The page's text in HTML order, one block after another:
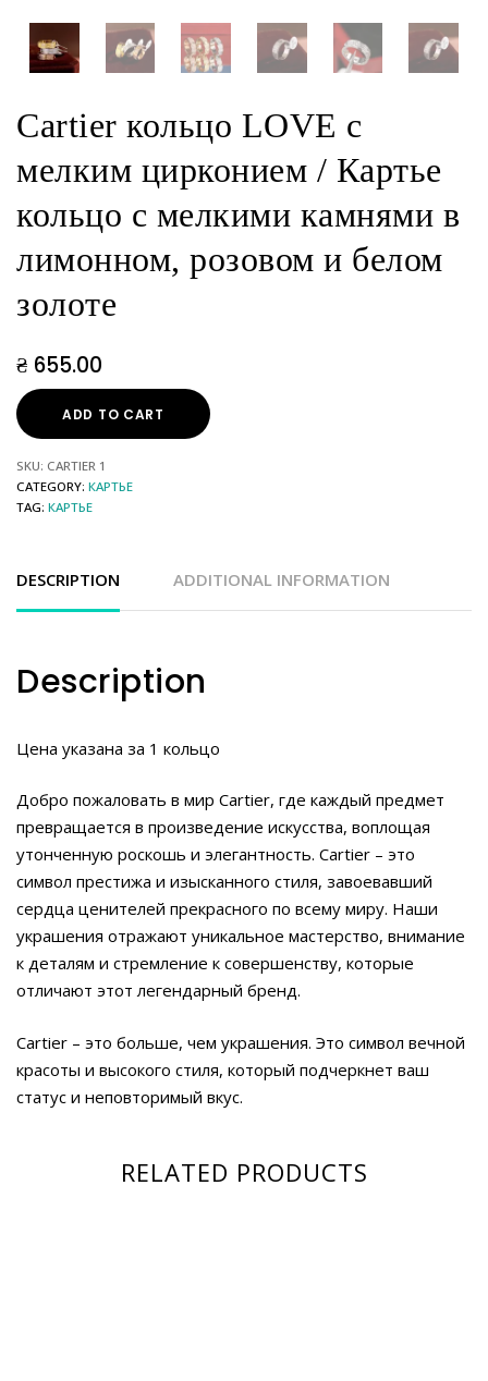
Cartier кольцо LOVE с
мелким цирконием / Картье
кольцо с мелкими камнями в
лимонном, розовом и белом
золоте
₴ 655.00
ADD TO CART
SKU: CARTIER 1
CATEGORY: КАРТЬЕ
TAG: КАРТЬЕ
DESCRIPTION ADDITIONAL INFORMATION
Description
Цена указана за 1 кольцо
Добро пожаловать в мир Cartier, где каждый предмет
превращается в произведение искусства, воплощая
утонченную роскошь и элегантность. Cartier – это
символ престижа и изысканного стиля, завоевавший
сердца ценителей прекрасного по всему миру. Наши
украшения отражают уникальное мастерство, внимание
к деталям и стремление к совершенству, которые
отличают этот легендарный бренд.
Cartier – это больше, чем украшения. Это символ вечной
красоты и высокого стиля, который подчеркнет ваш
статус и неповторимый вкус.
RELATED PRODUCTS